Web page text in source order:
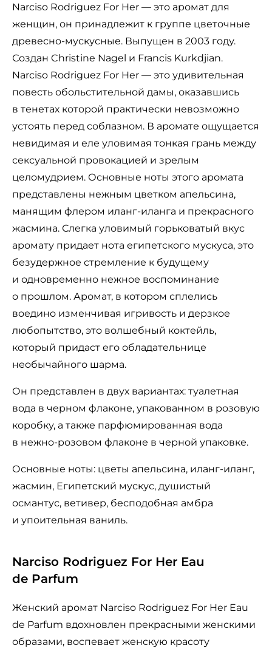
Narciso Rodriguez For Her — это аромат для
женщин, он принадлежит к группе цветочные
древесно-мускусные. Выпущен в 2003 году.
Создан Christine Nagel и Francis Kurkdjian.
Narciso Rodriguez For Her — это удивительная
повесть обольстительной дамы, оказавшись
в тенетах которой практически невозможно
устоять перед соблазном. В аромате ощущается
невидимая и еле уловимая тонкая грань между
сексуальной провокацией и зрелым
целомудрием. Основные ноты этого аромата
представлены нежным цветком апельсина,
манящим флером иланг-иланга и прекрасного
жасмина. Слегка уловимый горьковатый вкус
аромату придает нота египетского мускуса, это
безудержное стремление к будущему
и одновременно нежное воспоминание
о прошлом. Аромат, в котором сплелись
воедино изменчивая игривость и дерзкое
любопытство, это волшебный коктейль,
который придаст его обладательнице
необычайного шарма.
Он представлен в двух вариантах: туалетная
вода в черном флаконе, упакованном в розовую
коробку, а также парфюмированная вода
в нежно-розовом флаконе в черной упаковке.
Основные ноты: цветы апельсина, иланг-иланг,
жасмин, Египетский мускус, душистый
османтус, ветивер, бесподобная амбра
и упоительная ваниль.
Narciso Rodriguez For Her Eau
de Parfum
Женский аромат Narciso Rodriguez For Her Eau
de Parfum вдохновлен прекрасными женскими
образами, воспевает женскую красоту